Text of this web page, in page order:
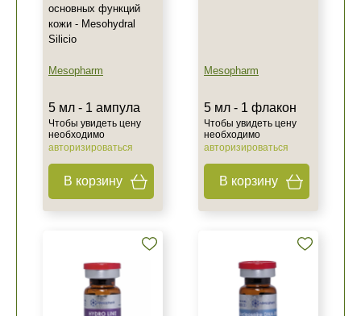
основных функций
кожи - Mesohydral
Silicio
Mesopharm
5 мл - 1 ампула
Чтобы увидеть цену
необходимо
авторизироваться
В корзину
Mesopharm
5 мл - 1 флакон
Чтобы увидеть цену
необходимо
авторизироваться
В корзину